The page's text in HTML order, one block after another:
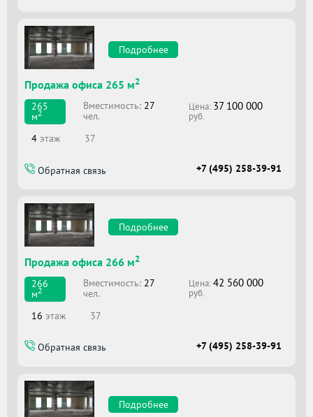
Подробнее
Продажа офиса 265 м2
265
м2
Вместимоcть: 27
чел.
Цена: 37 100 000
руб.
4 этаж 37
Обратная связь +7 (495) 258-39-91
Подробнее
Продажа офиса 266 м2
266
м2
Вместимоcть: 27
чел.
Цена:42 560 000
руб.
16 этаж 37
Обратная связь +7 (495) 258-39-91
Подробнее